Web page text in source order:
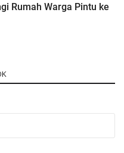
Rumah Warga Pintu ke